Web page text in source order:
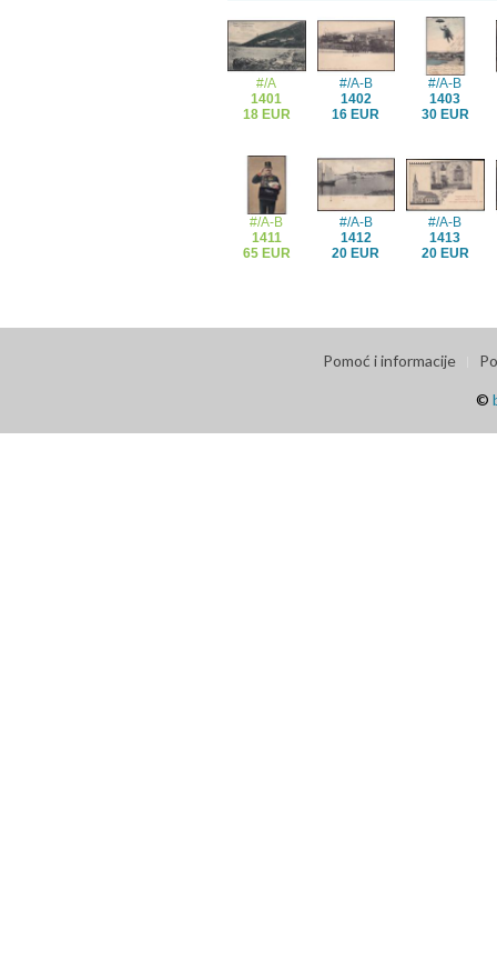
#/A
1401
18 EUR
#/A-B
1402
16 EUR
#/A-B
1403
30 EUR
#/A-B
1411
65 EUR
#/A-B
1412
20 EUR
#/A-B
1413
20 EUR
Pomoć i informacije
©